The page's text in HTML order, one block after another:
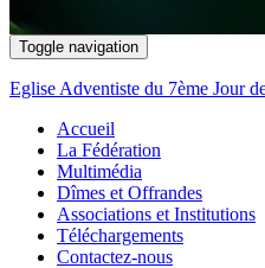
Toggle navigation
Eglise Adventiste du 7ème Jour
Accueil
La Fédération
Multimédia
Dîmes et Offrandes
Associations et Institutions
Téléchargements
Contactez-nous